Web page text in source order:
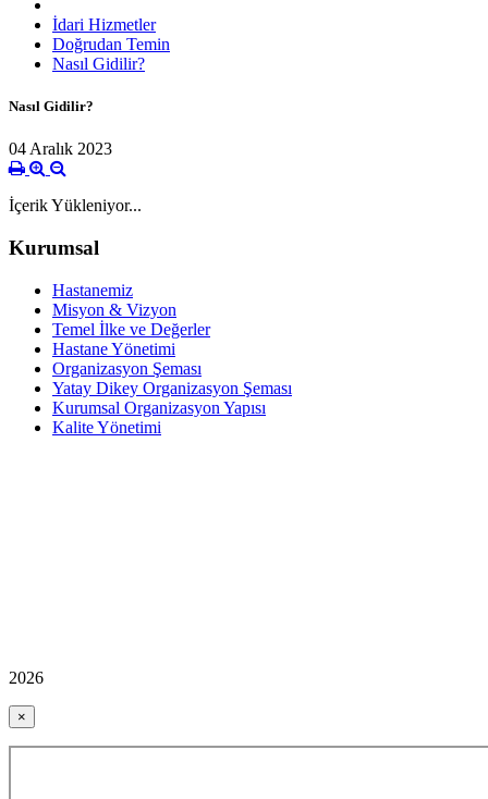
İdari Hizmetler
Doğrudan Temin
Nasıl Gidilir?
Nasıl Gidilir?
04 Aralık 2023
İçerik Yükleniyor...
Kurumsal
Hastanemiz
Misyon & Vizyon
Temel İlke ve Değerler
Hastane Yönetimi
Organizasyon Şeması
Yatay Dikey Organizasyon Şeması
Kurumsal Organizasyon Yapısı
Kalite Yönetimi
2026
×